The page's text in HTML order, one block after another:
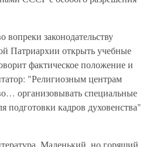
вопреки законодательству
Патриархии открыть учебные
фактическое положение и
"Религиозным центрам
организовывать специальные
подготовки кадров духовенства"
Маленький, но горящий